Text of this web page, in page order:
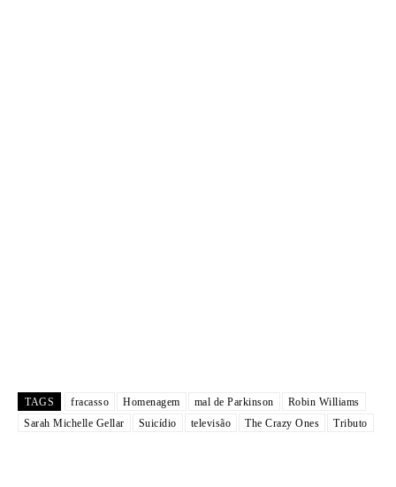
TAGS fracasso Homenagem mal de Parkinson
Robin Williams
Sarah Michelle Gellar
Suicídio televisão The Crazy Ones Tributo